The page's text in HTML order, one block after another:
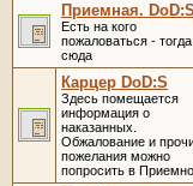
Приемная. DoD:S
Есть на кого
пожаловаться -
сюда
Карцер DoD:S
Здесь помещается
информация о
наказанных.
Обжалование и
пожелания можно
попросить в